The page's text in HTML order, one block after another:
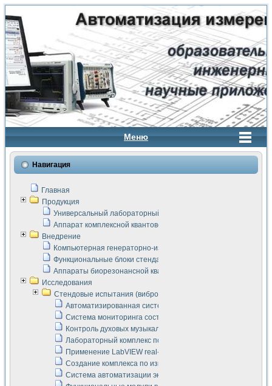
Меню
Навигация
Главная
Продукция
Универсальный лабораторный стенд "Сигнал-USB"
Аппарат комплексной квантовой терапии Интроскан
Внедрение
Компьютерная генераторно-измерительная система
Функциональные блоки стенда "Сигнал-USB"
Аппараты биорезонансной квантовой терапии серии СКАН
Исследования
Стендовые испытания (виброакустика, тензометрия и т.п.)
Автоматизированная система измерения параметров
Система мониторинга состояния тяговых
Контроль духовых музыкальных инструментов
Лабораторный комплекс по исследованию элементной
Применение LabVIEW real-time module для
Создание комплекса по измерению скорости подвижного
Система автоматизации экспериментальных